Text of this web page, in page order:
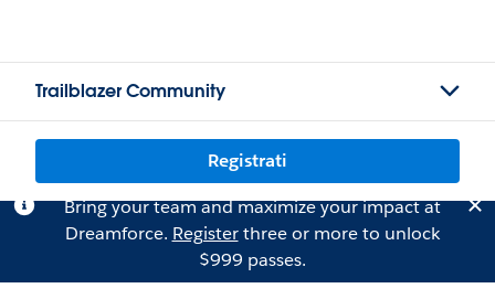
Trailblazer Community
Registrati
Bring your team and maximize your impact at
Dreamforce. Registerthree or more to unlock
$999 passes.